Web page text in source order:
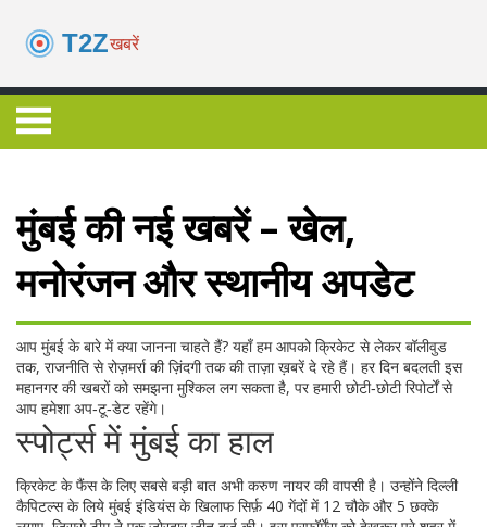
मुंबई की नई खबरें – खेल,
मनोरंजन और स्थानीय अपडेट
आप मुंबई के बारे में क्या जानना चाहते हैं? यहाँ हम आपको क्रिकेट से लेकर बॉलीवुड
तक, राजनीति से रोज़मर्रा की ज़िंदगी तक की ताज़ा ख़बरें दे रहे हैं। हर दिन बदलती इस
महानगर की खबरों को समझना मुश्किल लग सकता है, पर हमारी छोटी‑छोटी रिपोर्टों से
आप हमेशा अप‑टू‑डेट रहेंगे।
स्पोर्ट्स में मुंबई का हाल
क्रिकेट के फैंस के लिए सबसे बड़ी बात अभी करुण नायर की वापसी है। उन्होंने दिल्ली
कैपिटल्स के लिये मुंबई इंडियंस के खिलाफ सिर्फ़ 40 गेंदों में 12 चौके और 5 छक्के